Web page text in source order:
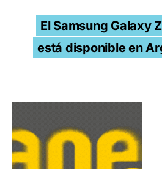
El Samsung Galaxy
está disponible en